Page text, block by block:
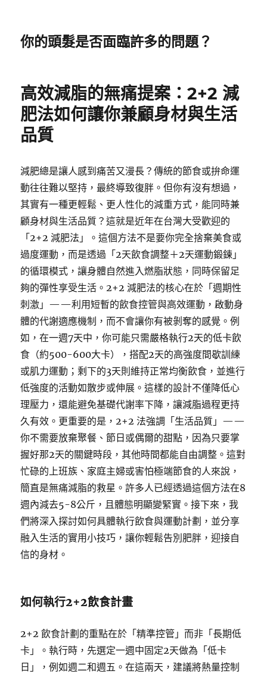
你的頭髮是否面臨許多的問題？
高效減脂的無痛提案：2+2 減
肥法如何讓你兼顧身材與生活
品質
減肥總是讓人感到痛苦又漫長？傳統的節食或拚命運
動往往難以堅持，最終導致復胖。但你有沒有想過，
其實有一種更輕鬆、更人性化的減重方式，能同時兼
顧身材與生活品質？這就是近年在台灣大受歡迎的
「2+2 減肥法」。這個方法不是要你完全捨棄美食或
過度運動，而是透過「2天飲食調整＋2天運動鍛鍊」
的循環模式，讓身體自然進入燃脂狀態，同時保留足
夠的彈性享受生活。2+2 減肥法的核心在於「週期性
刺激」——利用短暫的飲食控管與高效運動，啟動身
體的代謝適應機制，而不會讓你有被剝奪的感覺。例
如，在一週7天中，你可能只需嚴格執行2天的低卡飲
食（約500-600大卡），搭配2天的高強度間歇訓練
或肌力運動；剩下的3天則維持正常均衡飲食，並進行
低強度的活動如散步或伸展。這樣的設計不僅降低心
理壓力，還能避免基礎代謝率下降，讓減脂過程更持
久有效。更重要的是，2+2 法強調「生活品質」——
你不需要放棄聚餐、節日或偶爾的甜點，因為只要掌
握好那2天的關鍵時段，其他時間都能自由調整。這對
忙碌的上班族、家庭主婦或害怕極端節食的人來說，
簡直是無痛減脂的救星。許多人已經透過這個方法在8
週內減去5-8公斤，且體態明顯變緊實。接下來，我
們將深入探討如何具體執行飲食與運動計劃，並分享
融入生活的實用小技巧，讓你輕鬆告別肥胖，迎接自
信的身材。
如何執行2+2飲食計畫
2+2 飲食計劃的重點在於「精準控管」而非「長期低
卡」。執行時，先選定一週中固定2天做為「低卡
日」，例如週二和週五。在這兩天，建議將熱量控制